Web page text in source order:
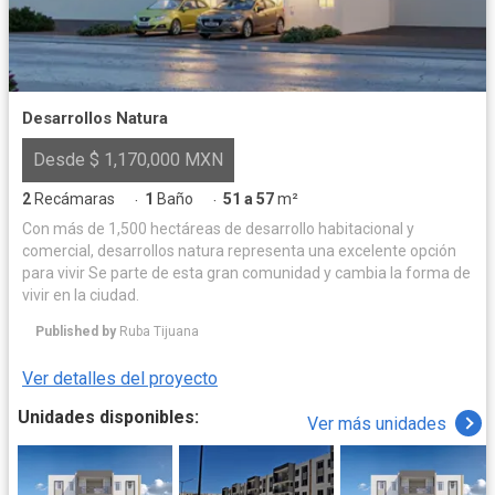
Desarrollos Natura
Desde $ 1,170,000 MXN
2 Recámaras · 1 Baño · 51 a 57m²
Con más de 1,500 hectáreas de desarrollo habitacional y
comercial, desarrollos natura representa una excelente opción
para vivir Se parte de esta gran comunidad y cambia la forma de
vivir en la ciudad.
Published by Ruba Tijuana
Ver detalles del proyecto
Unidades disponibles:
Ver más unidades